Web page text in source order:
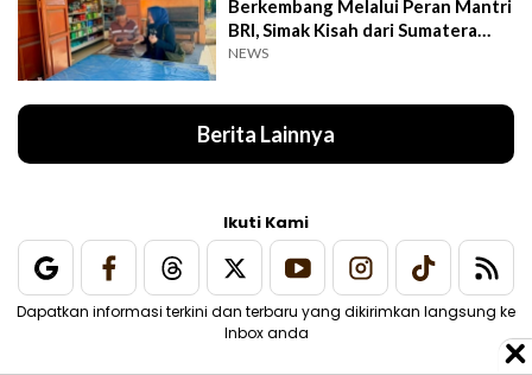
Berkembang Melalui Peran Mantri
BRI, Simak Kisah dari Sumatera
Utara Ini
NEWS
Berita Lainnya
Ikuti Kami
Dapatkan informasi terkini dan terbaru yang dikirimkan langsung ke
Inbox anda